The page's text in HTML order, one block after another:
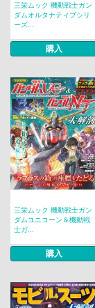
三栄ムック 機動戦士ガン
ダムオルタナティブシリ
ーズ...
購入
三栄ムック 機動戦士ガン
ダムユニコーン＆機動戦
士ガ...
購入